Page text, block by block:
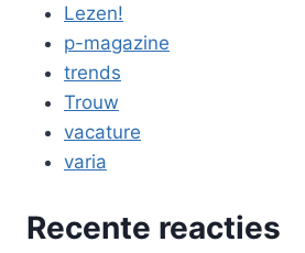
Lezen!
p-magazine
trends
Trouw
vacature
varia
Recente reacties